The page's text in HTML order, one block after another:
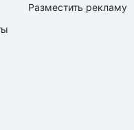
Разместить рекламу